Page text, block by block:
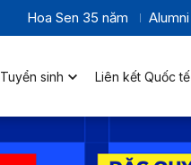
Hoa Sen 35 năm Alumni
Tuyển sinh Liên kết Quốc tế